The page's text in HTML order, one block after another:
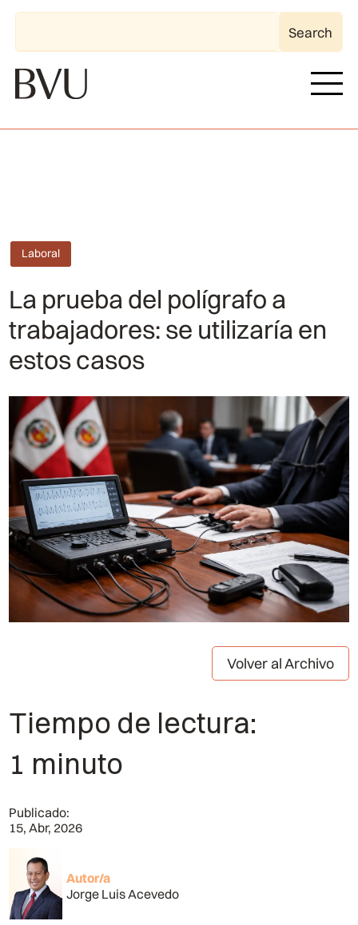
Laboral
La prueba del polígrafo a
trabajadores: se utilizaría en
estos casos
Volver al Archivo
Tiempo de lectura:
1 minuto
Publicado:
15, Abr, 2026
Autor/a
Jorge Luis Acevedo